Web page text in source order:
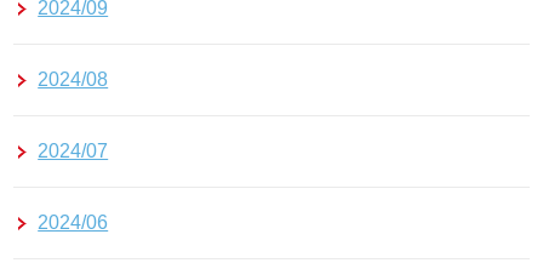
2024/09
2024/08
2024/07
2024/06